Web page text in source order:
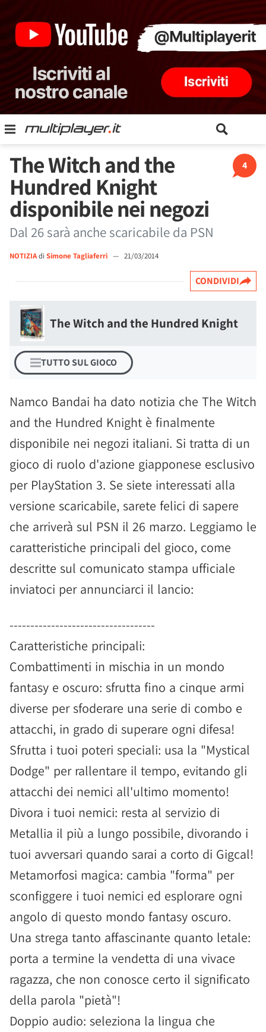
4
The Witch and the
Hundred Knight
disponibile nei negozi
Dal 26 sarà anche scaricabile da PSN
NOTIZIAdi Simone Tagliaferri — 21/03/2014
CONDIVIDI
The Witch and the Hundred Knight
TUTTO SUL GIOCO
Namco Bandai ha dato notizia che The Witch
and the Hundred Knight è finalmente
disponibile nei negozi italiani. Si tratta di un
gioco di ruolo d'azione giapponese esclusivo
per PlayStation 3. Se siete interessati alla
versione scaricabile, sarete felici di sapere
che arriverà sul PSN il 26 marzo. Leggiamo le
caratteristiche principali del gioco, come
descritte sul comunicato stampa ufficiale
inviatoci per annunciarci il lancio:
-----------------------------------
Caratteristiche principali:
Combattimenti in mischia in un mondo
fantasy e oscuro: sfrutta fino a cinque armi
diverse per sfoderare una serie di combo e
attacchi, in grado di superare ogni difesa!
Sfrutta i tuoi poteri speciali: usa la "Mystical
Dodge" per rallentare il tempo, evitando gli
attacchi dei nemici all'ultimo momento!
Divora i tuoi nemici: resta al servizio di
Metallia il più a lungo possibile, divorando i
tuoi avversari quando sarai a corto di Gigcal!
Metamorfosi magica: cambia "forma" per
sconfiggere i tuoi nemici ed esplorare ogni
angolo di questo mondo fantasy oscuro.
Una strega tanto affascinante quanto letale:
porta a termine la vendetta di una vivace
ragazza, che non conosce certo il significato
della parola "pietà"!
Doppio audio: seleziona la lingua che